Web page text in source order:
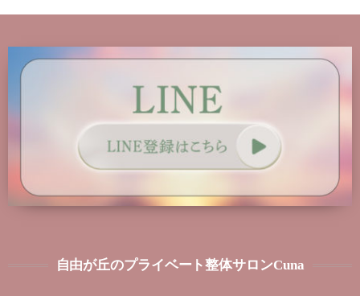
自由が丘のプライベート整体サロンCuna